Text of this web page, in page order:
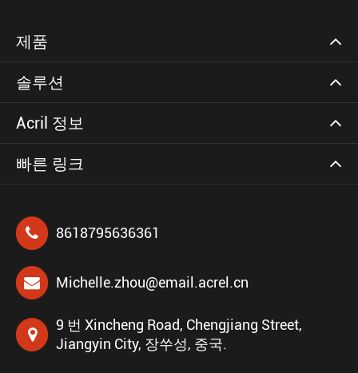
제품
솔루션
Acril 정보
빠른 링크
8618795636361
Michelle.zhou@email.acrel.cn
9 번 Xincheng Road, Chengjiang Street,
Jiangyin City, 장쑤성, 중국.